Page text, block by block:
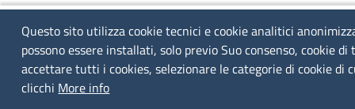
Questo sito utilizza cookie tecnici e cookie analitici
possono essere installati, solo previo Suo consenso, cookie
accettare tutti i cookies, selezionare le categorie di cookie di
clicchi More info